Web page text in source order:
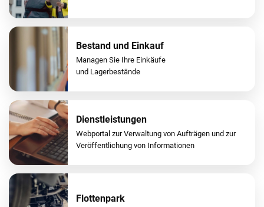
Bestand und Einkauf
Managen Sie Ihre Einkäufe
und Lagerbestände
Dienstleistungen
Webportal zur Verwaltung von Aufträgen und zur
Veröffentlichung von Informationen
Flottenpark